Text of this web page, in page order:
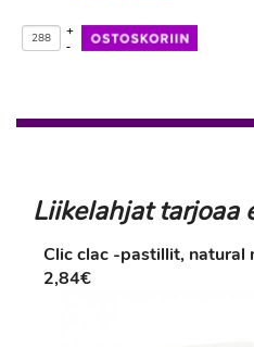
-
+
Liikelahjat tarjoaa
Clic clac -pastillit, natural
2,84€